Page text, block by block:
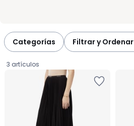
Categorías Filtrar y Ordenar
3 artículos